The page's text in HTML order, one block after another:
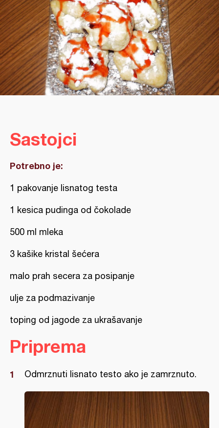
Sastojci
Potrebno je:
1 pakovanje lisnatog testa
1 kesica pudinga od čokolade
500 ml mleka
3 kašike kristal šećera
malo prah secera za posipanje
ulje za podmazivanje
toping od jagode za ukrašavanje
Priprema
Odmrznuti lisnato testo ako je zamrznuto.